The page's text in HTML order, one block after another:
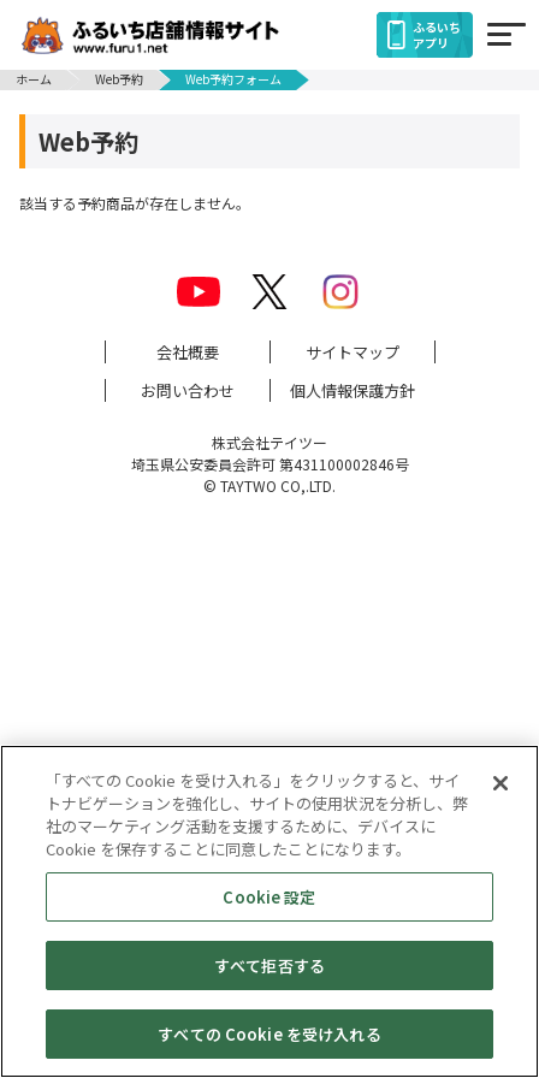
ふるいち
アプリ
ホーム
Web予約 Web予約フォーム
Web予約
該当する予約商品が存在しません。
会社概要
サイトマップ
お問い合わせ
個人情報保護方針
株式会社テイツー
埼玉県公安委員会許可 第431100002846号
© TAYTWO CO,.LTD.
キャンペーン 店舗一覧 Web予約 買取情報 宅配買取
「すべての Cookie を受け入れる」をクリックすると、サイ
トナビゲーションを強化し、サイトの使用状況を分析し、弊
社のマーケティング活動を支援するために、デバイスに
Cookie を保存することに同意したことになります。
Cookie 設定
すべて拒否する
すべての Cookie を受け入れる